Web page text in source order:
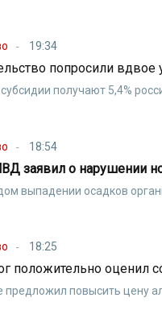
19:34
попросили
получают 5,4%
18:54
заявил о нарушении
выпадении осадков
18:25
положительно оценил
предложил повысить цену